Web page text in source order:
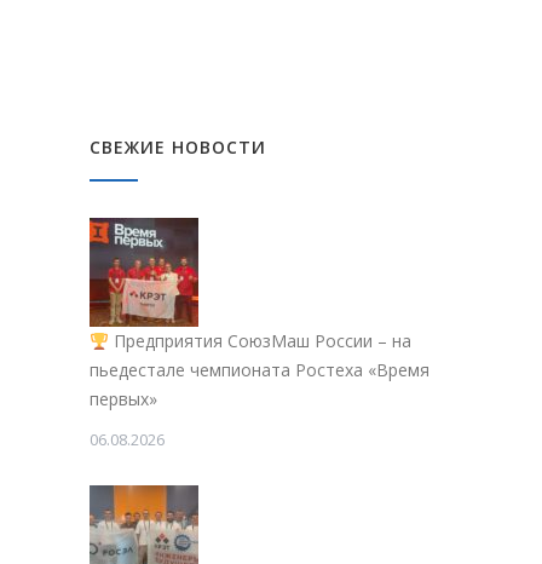
СВЕЖИЕ НОВОСТИ
Предприятия СоюзМаш России – на
пьедестале чемпионата Ростеха «Время
первых»
06.08.2026